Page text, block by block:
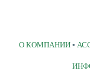
О КОМПАНИИ•